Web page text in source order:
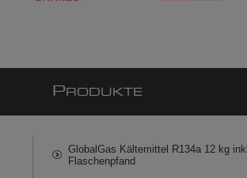
P RODUKTE
GlobalGas Kältemittel R134a 12 kg inkl.
Flaschenpfand